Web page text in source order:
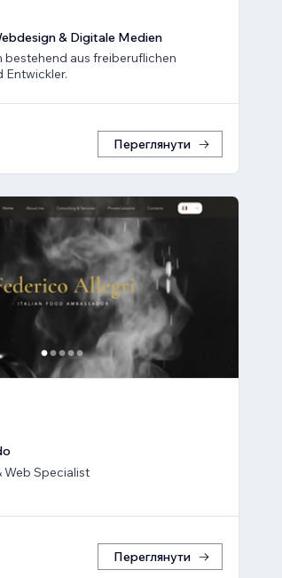
& Digitale Medien
bestehend aus freiberuflichen
Entwickler.
Переглянути
Web Specialist
Переглянути